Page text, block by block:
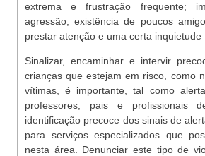
extrema e frustração frequente;
agressão; existência de poucos
prestar atenção e uma certa inquietude
Sinalizar, encaminhar e intervir
crianças que estejam em risco, como
vítimas, é importante, tal como
professores, pais e profissionais
identificação precoce dos sinais de
para serviços especializados que
nesta área. Denunciar este tipo de